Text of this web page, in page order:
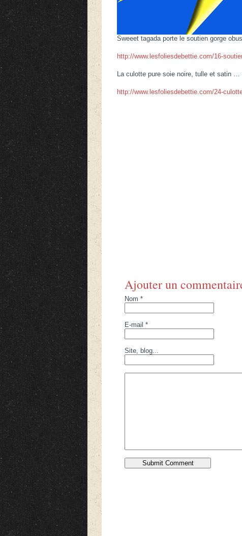
Sweeet tagada porte le soutien gorge
http://www.lesfoliesdebettie.com/16-
La culotte pure soie noire, tulle et satin …
http://www.lesfoliesdebettie.com/24-
Ajouter un
Nom *
E-mail *
Site, blog...